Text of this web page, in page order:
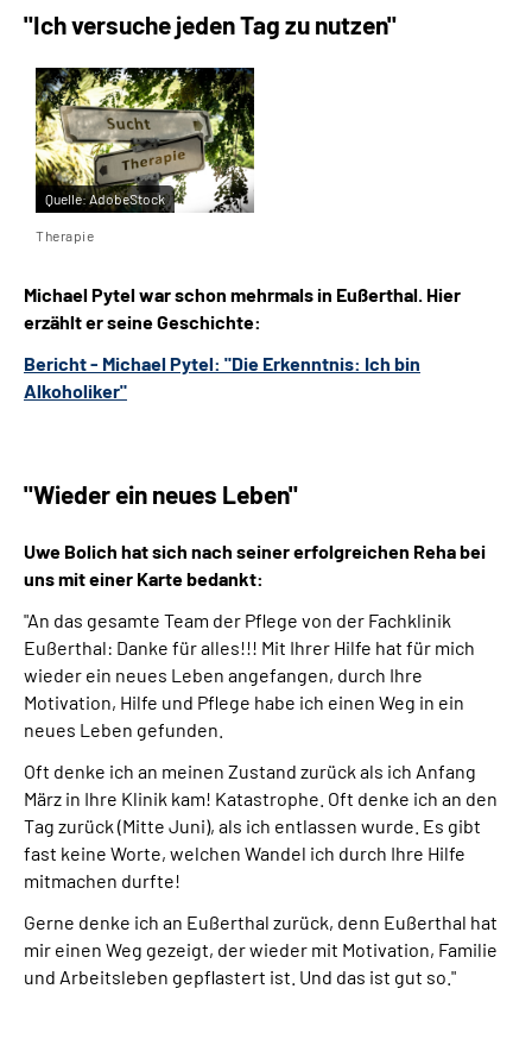
"Ich versuche jeden Tag zu nutzen"
Quelle:AdobeStock
Therapie
Michael Pytel war schon mehrmals in Eußerthal. Hier
erzählt er seine Geschichte:
Bericht - Michael Pytel: "Die Erkenntnis: Ich bin
Alkoholiker"
"Wieder ein neues Leben"
Uwe Bolich hat sich nach seiner erfolgreichen Reha bei
uns mit einer Karte bedankt:
"An das gesamte Team der Pflege von der Fachklinik
Eußerthal: Danke für alles!!! Mit Ihrer Hilfe hat für mich
wieder ein neues Leben angefangen, durch Ihre
Motivation, Hilfe und Pflege habe ich einen Weg in ein
neues Leben gefunden.
Oft denke ich an meinen Zustand zurück als ich Anfang
März in Ihre Klinik kam! Katastrophe. Oft denke ich an den
Tag zurück (Mitte Juni), als ich entlassen wurde. Es gibt
fast keine Worte, welchen Wandel ich durch Ihre Hilfe
mitmachen durfte!
Gerne denke ich an Eußerthal zurück, denn Eußerthal hat
mir einen Weg gezeigt, der wieder mit Motivation, Familie
und Arbeitsleben gepflastert ist. Und das ist gut so."